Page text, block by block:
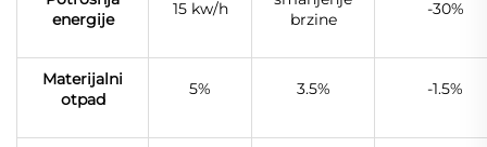
energije
15 kw/h
brzine
-30%
Materijalni
otpad
5% 3.5% -1.5%